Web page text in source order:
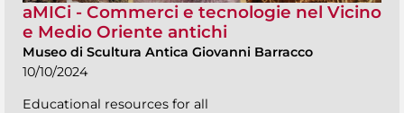
aMICi - Commerci e tecnologie nel Vicino
e Medio Oriente antichi
Museo di Scultura Antica Giovanni Barracco
10/10/2024
Educational resources for all